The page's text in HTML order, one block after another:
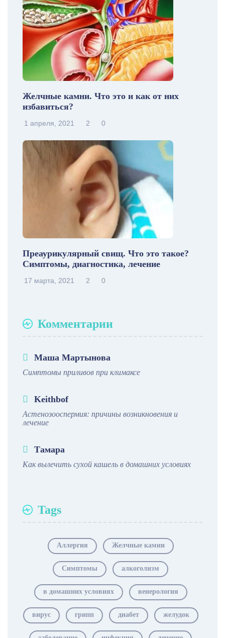
Желчные камни. Что это и как от них
избавиться?
1 апреля, 2021 2 0
Преаурикулярный свищ. Что это такое?
Симптомы, диагностика, лечение
17 марта, 2021 2 0
Комментарии
Маша Мартынова
Симптомы приливов при климаксе
Keithbof
Астенозооспермия: причины возникновения и
лечение
Тамара
Как вылечить сухой кашель в домашних условиях
Tags
Аллергия Желчные камни
Симптомы алкоголизм
в домашних условиях венерология
вирус грипп диабет желудок